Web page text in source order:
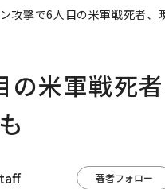
攻撃で6人目の米軍戦死者、
の米軍戦死
著者フォロー